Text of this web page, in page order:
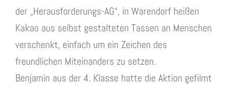
der „Herausforderungs-AG“, in Warendorf heißen
Kakao aus selbst gestalteten Tassen an Menschen
verschenkt, einfach um ein Zeichen des
freundlichen Miteinanders zu setzen.
Benjamin aus der 4. Klasse hatte die Aktion gefilmt